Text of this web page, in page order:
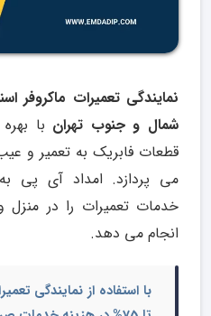
شمال و جنوب تهران با
قطعات فابریک به تعمیر و
می پردازد. امداد آی پی
خدمات تعمیرات را در
انجام می دهد.
با استفاده از نمایندگی